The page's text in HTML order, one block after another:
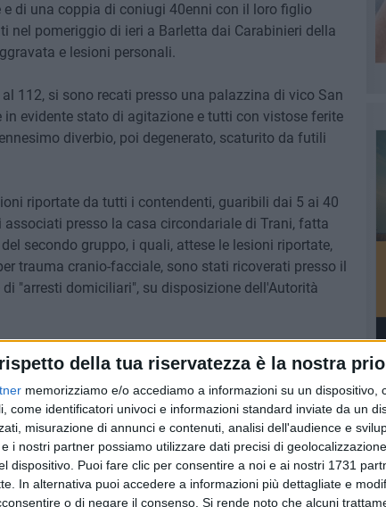
della tua riservatezza è la nostra
memorizziamo e/o accediamo a informazioni su un dispositivo,
come identificatori univoci e informazioni standard inviate da un
misurazione di annunci e contenuti, analisi dell'audience e
i nostri partner possiamo utilizzare dati precisi di
dispositivo. Puoi fare clic per consentire a noi e ai nostri 1731
In alternativa puoi accedere a informazioni più dettagliate e
o di negare il consenso. Si rende noto che alcuni
di una coppia di coniugi 40enni con il loro figlio
nel pomeriggio di ieri a Barletta dai Carabinieri della
e lesioni personali.
112, si sono recati presso una palazzina di vico San
evidente stato di agitazione e tutti con vistose ferite
diverbio, poi degenerato, scaturito da futili
riportate da tutti i contendenti, guaribili dai 5 ai 40
presso la casa circondariale di Trani, fatta
secondo gruppo, i quali, attese le lesioni riportate,
trauma cranio-facciale, sono stati ricoverati presso il
"arresti domiciliari", su disposizione dell'Autorità